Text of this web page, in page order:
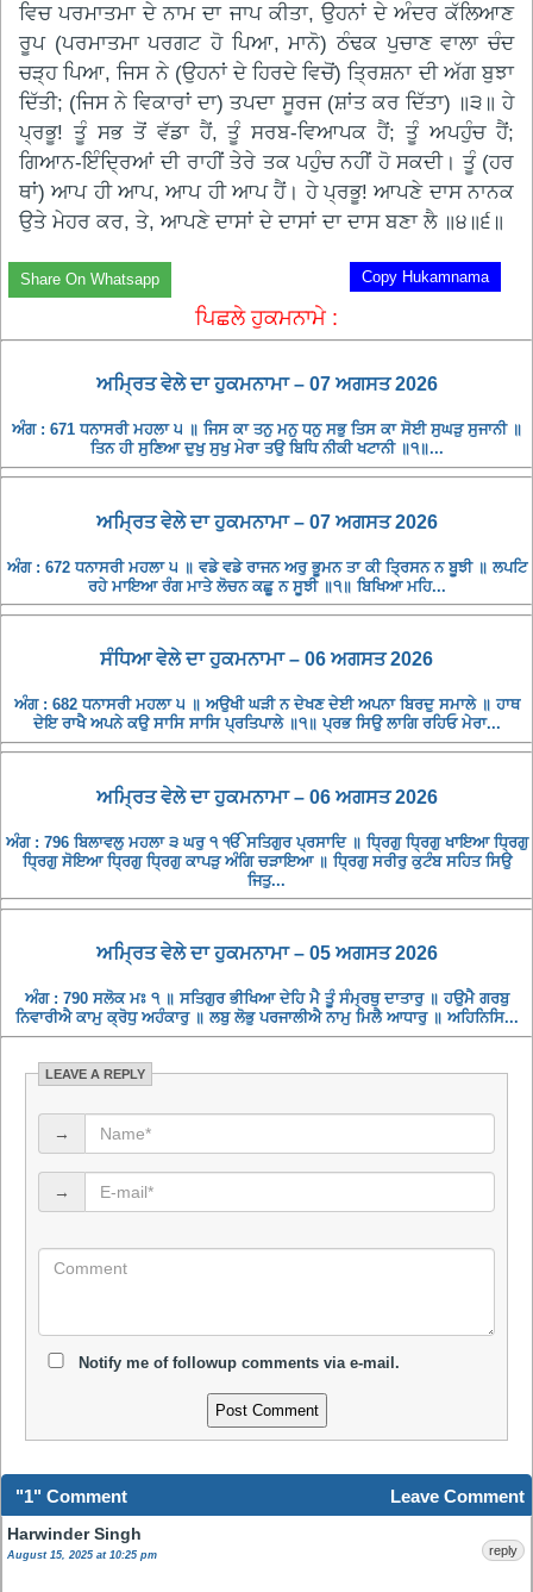
ਵਿਚ ਪਰਮਾਤਮਾ ਦੇ ਨਾਮ ਦਾ ਜਾਪ ਕੀਤਾ, ਉਹਨਾਂ ਦੇ ਅੰਦਰ ਕੱਲਿਆਣ
ਰੂਪ (ਪਰਮਾਤਮਾ ਪਰਗਟ ਹੋ ਪਿਆ, ਮਾਨੋ) ਠੰਢਕ ਪੁਚਾਣ ਵਾਲਾ ਚੰਦ
ਚੜ੍ਹ ਪਿਆ, ਜਿਸ ਨੇ (ਉਹਨਾਂ ਦੇ ਹਿਰਦੇ ਵਿਚੋਂ) ਤ੍ਰਿਸ਼ਨਾ ਦੀ ਅੱਗ ਬੁਝਾ
ਦਿੱਤੀ; (ਜਿਸ ਨੇ ਵਿਕਾਰਾਂ ਦਾ) ਤਪਦਾ ਸੂਰਜ (ਸ਼ਾਂਤ ਕਰ ਦਿੱਤਾ) ॥੩॥ ਹੇ
ਪ੍ਰਭੂ! ਤੂੰ ਸਭ ਤੋਂ ਵੱਡਾ ਹੈਂ, ਤੂੰ ਸਰਬ-ਵਿਆਪਕ ਹੈਂ; ਤੂੰ ਅਪਹੁੰਚ ਹੈਂ;
ਗਿਆਨ-ਇੰਦ੍ਰਿਆਂ ਦੀ ਰਾਹੀਂ ਤੇਰੇ ਤਕ ਪਹੁੰਚ ਨਹੀਂ ਹੋ ਸਕਦੀ। ਤੂੰ (ਹਰ
ਥਾਂ) ਆਪ ਹੀ ਆਪ, ਆਪ ਹੀ ਆਪ ਹੈਂ। ਹੇ ਪ੍ਰਭੂ! ਆਪਣੇ ਦਾਸ ਨਾਨਕ
ਉਤੇ ਮੇਹਰ ਕਰ, ਤੇ, ਆਪਣੇ ਦਾਸਾਂ ਦੇ ਦਾਸਾਂ ਦਾ ਦਾਸ ਬਣਾ ਲੈ ॥੪॥੬॥
Copy Hukamnama
Share On Whatsapp
ਪਿਛਲੇ ਹੁਕਮਨਾਮੇ :
ਅਮ੍ਰਿਤ ਵੇਲੇ ਦਾ ਹੁਕਮਨਾਮਾ – 07 ਅਗਸਤ 2026
ਅੰਗ : 671 ਧਨਾਸਰੀ ਮਹਲਾ ੫ ॥ ਜਿਸ ਕਾ ਤਨੁ ਮਨੁ ਧਨੁ ਸਭੁ ਤਿਸ ਕਾ ਸੋਈ ਸੁਘੜੁ ਸੁਜਾਨੀ ॥
ਤਿਨ ਹੀ ਸੁਣਿਆ ਦੁਖੁ ਸੁਖੁ ਮੇਰਾ ਤਉ ਬਿਧਿ ਨੀਕੀ ਖਟਾਨੀ ॥੧॥...
ਅਮ੍ਰਿਤ ਵੇਲੇ ਦਾ ਹੁਕਮਨਾਮਾ – 07 ਅਗਸਤ 2026
ਅੰਗ : 672 ਧਨਾਸਰੀ ਮਹਲਾ ੫ ॥ ਵਡੇ ਵਡੇ ਰਾਜਨ ਅਰੁ ਭੂਮਨ ਤਾ ਕੀ ਤ੍ਰਿਸਨ ਨ ਬੂਝੀ ॥ ਲਪਟਿ
ਰਹੇ ਮਾਇਆ ਰੰਗ ਮਾਤੇ ਲੋਚਨ ਕਛੂ ਨ ਸੂਝੀ ॥੧॥ ਬਿਖਿਆ ਮਹਿ...
ਸੰਧਿਆ ਵੇਲੇ ਦਾ ਹੁਕਮਨਾਮਾ – 06 ਅਗਸਤ 2026
ਅੰਗ : 682 ਧਨਾਸਰੀ ਮਹਲਾ ੫ ॥ ਅਉਖੀ ਘੜੀ ਨ ਦੇਖਣ ਦੇਈ ਅਪਨਾ ਬਿਰਦੁ ਸਮਾਲੇ ॥ ਹਾਥ
ਦੇਇ ਰਾਖੈ ਅਪਨੇ ਕਉ ਸਾਸਿ ਸਾਸਿ ਪ੍ਰਤਿਪਾਲੇ ॥੧॥ ਪ੍ਰਭ ਸਿਉ ਲਾਗਿ ਰਹਿਓ ਮੇਰਾ...
ਅਮ੍ਰਿਤ ਵੇਲੇ ਦਾ ਹੁਕਮਨਾਮਾ – 06 ਅਗਸਤ 2026
ਅੰਗ : 796 ਬਿਲਾਵਲੁ ਮਹਲਾ ੩ ਘਰੁ ੧ ੴ ਸਤਿਗੁਰ ਪ੍ਰਸਾਦਿ ॥ ਧ੍ਰਿਗੁ ਧ੍ਰਿਗੁ ਖਾਇਆ ਧ੍ਰਿਗੁ
ਧ੍ਰਿਗੁ ਸੋਇਆ ਧ੍ਰਿਗੁ ਧ੍ਰਿਗੁ ਕਾਪੜੁ ਅੰਗਿ ਚੜਾਇਆ ॥ ਧ੍ਰਿਗੁ ਸਰੀਰੁ ਕੁਟੰਬ ਸਹਿਤ ਸਿਉ
ਜਿਤੁ...
ਅਮ੍ਰਿਤ ਵੇਲੇ ਦਾ ਹੁਕਮਨਾਮਾ – 05 ਅਗਸਤ 2026
ਅੰਗ : 790 ਸਲੋਕ ਮਃ ੧ ॥ ਸਤਿਗੁਰ ਭੀਖਿਆ ਦੇਹਿ ਮੈ ਤੂੰ ਸੰਮ੍ਰਥੁ ਦਾਤਾਰੁ ॥ ਹਉਮੈ ਗਰਬੁ
ਨਿਵਾਰੀਐ ਕਾਮੁ ਕ੍ਰੋਧੁ ਅਹੰਕਾਰੁ ॥ ਲਬੁ ਲੋਭੁ ਪਰਜਾਲੀਐ ਨਾਮੁ ਮਿਲੈ ਆਧਾਰੁ ॥ ਅਹਿਨਿਸਿ...
LEAVE A REPLY
→
→
Notify me of followup comments via e-mail.
"1" Comment Leave Comment
Harwinder Singh
August 15, 2025 at 10:25 pm reply